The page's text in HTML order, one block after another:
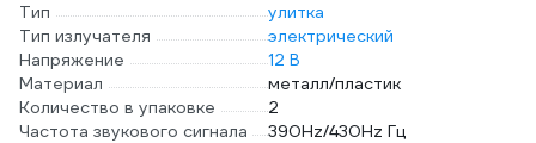
Тип
улитка
Тип излучателя
электрический
Напряжение
12 В
Материал
металл/пластик
Количество в упаковке
2
Частота звукового сигнала
390Hz/430Hz Гц